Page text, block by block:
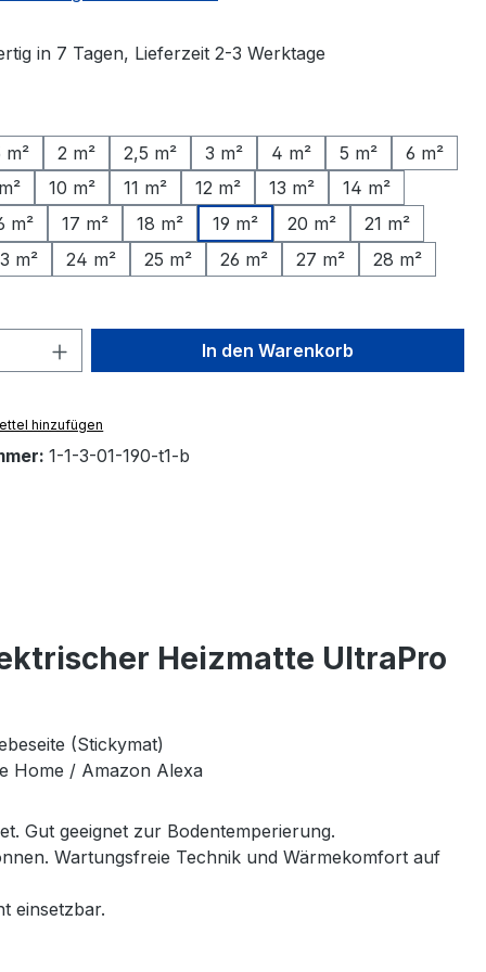
in 7 Tagen, Lieferzeit 2-3 Werktage
m² 2 m² 2,5 m² 3 m² 4 m² 5 m²
6 m²
10 m² 11 m² 12 m² 13 m²
14 m²
m² 17 m² 18 m² 19 m² 20 m²
21 m²
m² 24 m² 25 m² 26 m² 27 m²
28 m²
Anzahl: Gib den gewünschten Wert
In den Warenkorb
hinzufügen
1-1-3-01-190-t1-b
Heizmatte UltraPro
(Stickymat)
Home / Amazon Alexa
Gut geeignet zur Bodentemperierung.
Wartungsfreie Technik und Wärmekomfort auf
einsetzbar.